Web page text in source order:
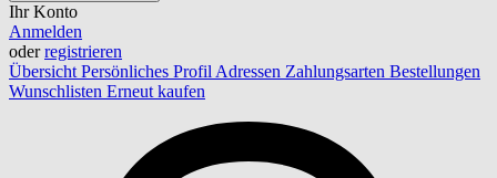
Ihr Konto
Anmelden
oderregistrieren
Übersicht Persönliches Profil Adressen Zahlungsarten Bestellungen
Wunschlisten Erneut kaufen